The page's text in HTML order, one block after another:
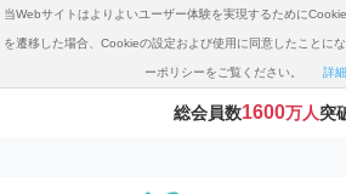
当Webサイトはよりよいユーザー体験を実現するために
を遷移した場合、Cookieの設定および使用に同意したことに
ーポリシーをご覧ください。 詳細
総会員数1600万人突